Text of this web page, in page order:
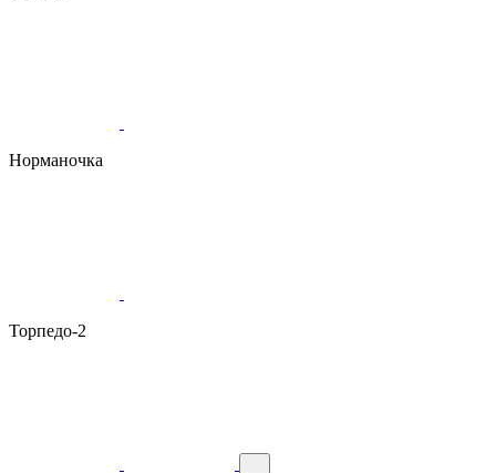
Норманочка
Торпедо-2